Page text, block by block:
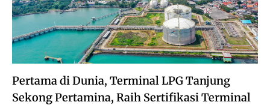
Pertama di Dunia, Terminal LPG Tanjung
Sekong Pertamina, Raih Sertifikasi Terminal